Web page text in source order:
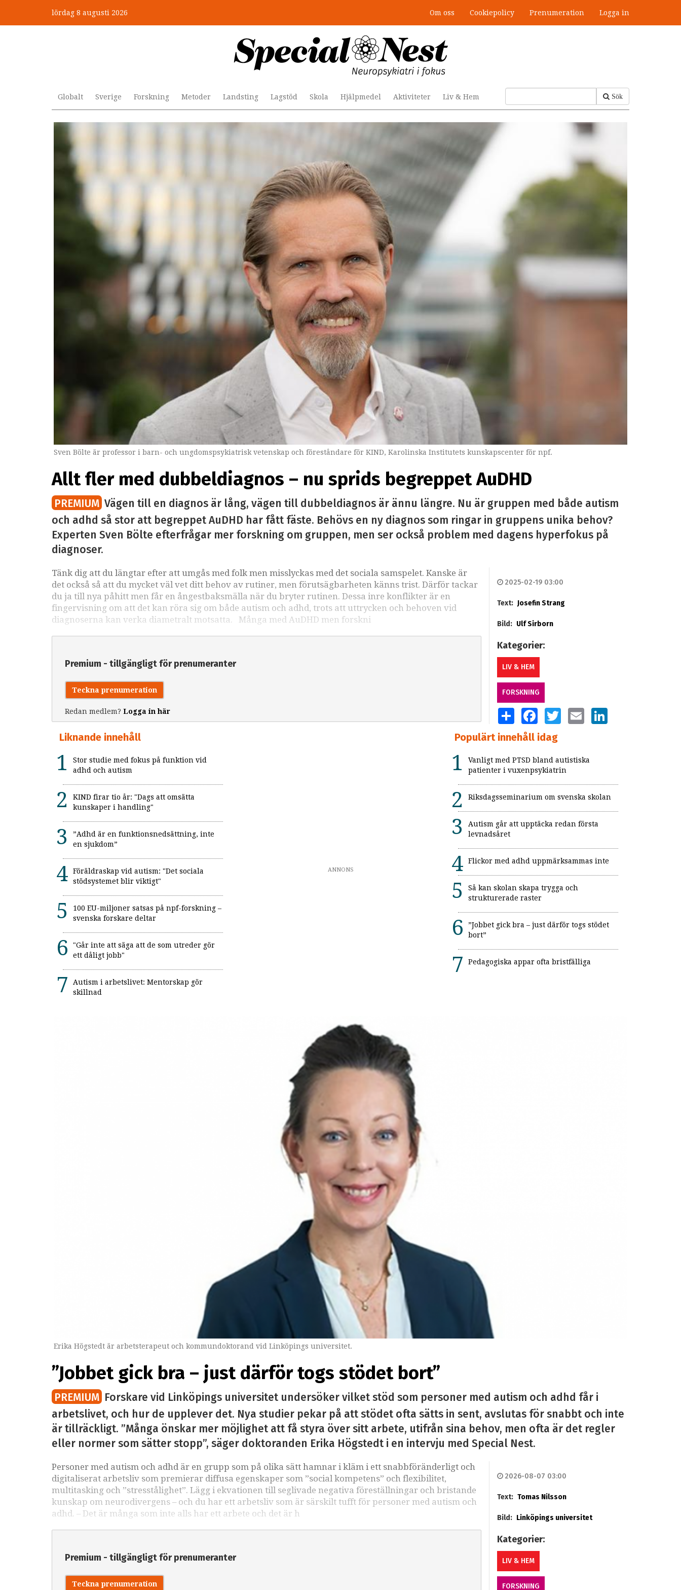
huvudinnehåll
lördag 8 augusti 2026 Om oss Cookiepolicy Prenumeration Logga in
Sök
Globalt Sverige Forskning Metoder Landsting Lagstöd Skola Hjälpmedel Aktiviteter Liv & Hem
Sven Bölte är professor i barn- och ungdomspsykiatrisk vetenskap och föreståndare för KIND, Karolinska Institutets kunskapscenter för npf.
Allt fler med dubbeldiagnos – nu sprids begreppet AuDHD
PREMIUM Vägen till en diagnos är lång, vägen till dubbeldiagnos är ännu längre. Nu är gruppen med både autism
och adhd så stor att begreppet AuDHD har fått fäste. Behövs en ny diagnos som ringar in gruppens unika behov?
Experten Sven Bölte efterfrågar mer forskning om gruppen, men ser också problem med dagens hyperfokus på
diagnoser.
Tänk dig att du längtar efter att umgås med folk men misslyckas med det sociala samspelet. Kanske är
det också så att du mycket väl vet ditt behov av rutiner, men förutsägbarheten känns trist. Därför tackar
du ja till nya påhitt men får en ångestbaksmälla när du bryter rutinen. Dessa inre konflikter är en
fingervisning om att det kan röra sig om både autism och adhd, trots att uttrycken och behoven vid
diagnoserna kan verka diametralt motsatta. Många med AuDHD men forskni
Premium - tillgängligt för prenumeranter
Teckna prenumeration
Redan medlem? Logga in här
2025-02-19 03:00
Text: Josefin Strang
Bild: Ulf Sirborn
Kategorier:
LIV & HEM
FORSKNING
SHARE FACEBOOKTWITTEREMAIL LINKEDIN
Liknande innehåll
Stor studie med fokus på funktion vid
adhd och autism
KIND firar tio år: "Dags att omsätta
kunskaper i handling"
”Adhd är en funktionsnedsättning, inte
en sjukdom”
Föräldraskap vid autism: "Det sociala
stödsystemet blir viktigt"
100 EU-miljoner satsas på npf-forskning –
svenska forskare deltar
"Går inte att säga att de som utreder gör
ett dåligt jobb"
Autism i arbetslivet: Mentorskap gör
skillnad
ANNONS
Populärt innehåll idag
Vanligt med PTSD bland autistiska
patienter i vuxenpsykiatrin
Riksdagsseminarium om svenska skolan
Autism går att upptäcka redan första
levnadsåret
Flickor med adhd uppmärksammas inte
Så kan skolan skapa trygga och
strukturerade raster
”Jobbet gick bra – just därför togs stödet
bort”
Pedagogiska appar ofta bristfälliga
”Jobbet gick bra – just därför togs stödet bort”
Erika Högstedt är arbetsterapeut och kommundoktorand vid Linköpings universitet.
”Jobbet gick bra – just därför togs stödet bort”
PREMIUM Forskare vid Linköpings universitet undersöker vilket stöd som personer med autism och adhd får i
arbetslivet, och hur de upplever det. Nya studier pekar på att stödet ofta sätts in sent, avslutas för snabbt och inte
är tillräckligt. ”Många önskar mer möjlighet att få styra över sitt arbete, utifrån sina behov, men ofta är det regler
eller normer som sätter stopp”, säger doktoranden Erika Högstedt i en intervju med Special Nest.
Personer med autism och adhd är en grupp som på olika sätt hamnar i kläm i ett snabbföränderligt och
digitaliserat arbetsliv som premierar diffusa egenskaper som ”social kompetens” och flexibilitet,
multitasking och ”stresstålighet”. Lägg i ekvationen till seglivade negativa föreställningar och bristande
kunskap om neurodivergens – och du har ett arbetsliv som är särskilt tufft för personer med autism och
adhd. – Det är många som inte alls har ett arbete och det är h
Premium - tillgängligt för prenumeranter
Teckna prenumeration
2026-08-07 03:00
Text: Tomas Nilsson
Bild: Linköpings universitet
Kategorier:
LIV & HEM
FORSKNING